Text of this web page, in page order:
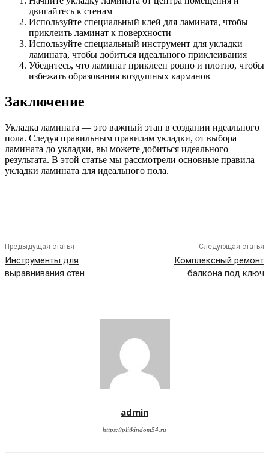
двигайтесь к стенам
Используйте специальный клей для ламината, чтобы
приклеить ламинат к поверхности
Используйте специальный инструмент для укладки
ламината, чтобы добиться идеального приклеивания
Убедитесь, что ламинат приклеен ровно и плотно, чтобы
избежать образования воздушных карманов
Заключение
Укладка ламината — это важный этап в создании идеального
пола. Следуя правильным правилам укладки, от выбора
ламината до укладки, вы можете добиться идеального
результата. В этой статье мы рассмотрели основные правила
укладки ламината для идеального пола.
Предыдущая статья
Инструменты для
выравнивания стен
Следующая статья
Комплексный ремонт
балкона под ключ
admin
https://plitkindom54.ru